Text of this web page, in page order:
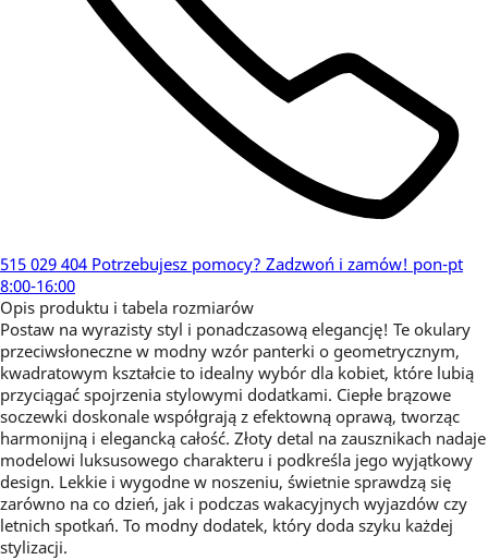
515 029 404 Potrzebujesz pomocy? Zadzwoń i zamów! pon-pt
8:00-16:00
Opis produktu i tabela rozmiarów
Postaw na wyrazisty styl i ponadczasową elegancję! Te okulary
przeciwsłoneczne w modny wzór panterki o geometrycznym,
kwadratowym kształcie to idealny wybór dla kobiet, które lubią
przyciągać spojrzenia stylowymi dodatkami. Ciepłe brązowe
soczewki doskonale współgrają z efektowną oprawą, tworząc
harmonijną i elegancką całość. Złoty detal na zausznikach nadaje
modelowi luksusowego charakteru i podkreśla jego wyjątkowy
design. Lekkie i wygodne w noszeniu, świetnie sprawdzą się
zarówno na co dzień, jak i podczas wakacyjnych wyjazdów czy
letnich spotkań. To modny dodatek, który doda szyku każdej
stylizacji.